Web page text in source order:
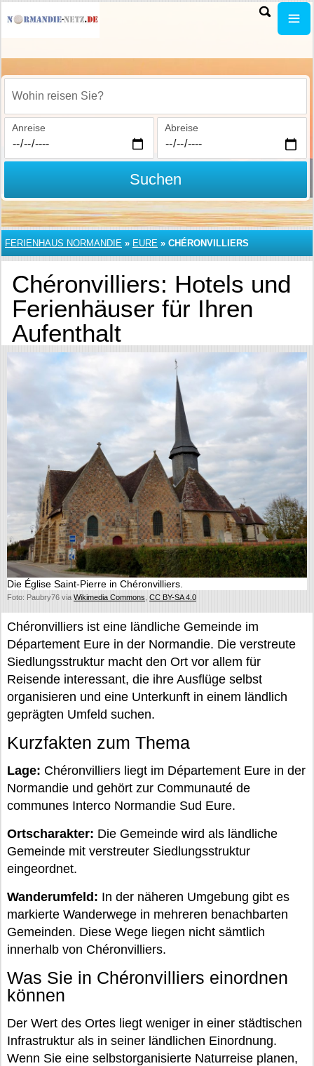
Wohin reisen Sie?
Anreise Abreise
Suchen
FERIENHAUS NORMANDIE » EURE » CHÉRONVILLIERS
Chéronvilliers: Hotels und
Ferienhäuser für Ihren
Aufenthalt
Die Église Saint-Pierre in Chéronvilliers.
Foto: Paubry76 via Wikimedia Commons CC BY-SA 4.0
Chéronvilliers ist eine ländliche Gemeinde im
Département Eure in der Normandie. Die verstreute
Siedlungsstruktur macht den Ort vor allem für
Reisende interessant, die ihre Ausflüge selbst
organisieren und eine Unterkunft in einem ländlich
geprägten Umfeld suchen.
Kurzfakten zum Thema
Lage: Chéronvilliers liegt im Département Eure in der
Normandie und gehört zur Communauté de
communes Interco Normandie Sud Eure.
Ortscharakter: Die Gemeinde wird als ländliche
Gemeinde mit verstreuter Siedlungsstruktur
eingeordnet.
Wanderumfeld: In der näheren Umgebung gibt es
markierte Wanderwege in mehreren benachbarten
Gemeinden. Diese Wege liegen nicht sämtlich
innerhalb von Chéronvilliers.
Was Sie in Chéronvilliers einordnen
können
Der Wert des Ortes liegt weniger in einer städtischen
Infrastruktur als in seiner ländlichen Einordnung.
Wenn Sie eine selbstorganisierte Naturreise planen,